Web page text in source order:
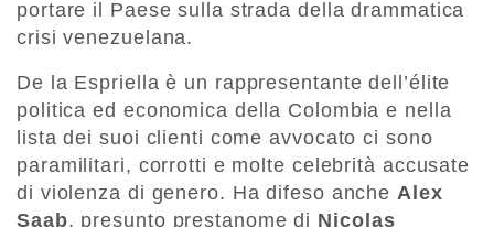
portare il Paese sulla strada della drammatica
crisi venezuelana.
De la Espriella è un rappresentante dell’élite
politica ed economica della Colombia e nella
lista dei suoi clienti come avvocato ci sono
paramilitari, corrotti e molte celebrità accusate
di violenza di genero. Ha difeso ancheAlex
Saab, presunto prestanome di Nicolas